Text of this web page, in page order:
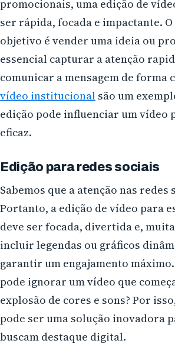
promocionais, uma edição de
ser rápida, focada e impactante.
objetivo é vender uma ideia ou
essencial capturar a atenção
comunicar a mensagem de forma
vídeo institucional são um
edição pode influenciar um vídeo
eficaz.
Edição para redes sociais
Sabemos que a atenção nas redes
Portanto, a edição de vídeo para
deve ser focada, divertida e,
incluir legendas ou gráficos
garantir um engajamento
pode ignorar um vídeo que
explosão de cores e sons? Por
pode ser uma solução inovadora
buscam destaque digital.